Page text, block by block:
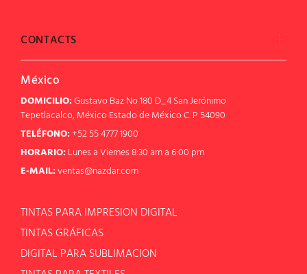
CONTACTS
México
DOMICILIO:Gustavo Baz No 180 D_4 San Jerónimo
Tepetlacalco, México Estado de México C. P 54090
TELÉFONO:+52 55 4777 1900
HORARIO: Lunes a Viernes 8:30 am a 6:00 pm
E-MAIL:ventas@nazdar.com
TINTAS PARA IMPRESION DIGITAL
TINTAS GRÁFICAS
DIGITAL PARA SUBLIMACION